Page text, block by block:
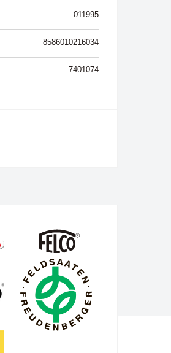
011995
8586010216034
7401074